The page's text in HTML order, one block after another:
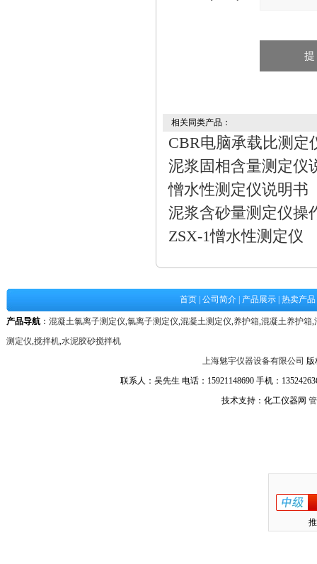
相关同类产品：
CBR电脑承载比测定
泥浆固相含量测定仪
憎水性测定仪说明书
泥浆含砂量测定仪操
ZSX-1憎水性测定仪
首页 公司简介 产品展示 热卖产品
产品导航 ： 混凝土氯离子测定仪,氯离子测定仪,混凝土测定仪,养护箱,混凝土养护箱,
测定仪,搅拌机,水泥胶砂搅拌机
上海魅宇仪器设备有限公司 版
联系人：吴先生 电话：15921148690 手机：
技术支持：化工仪器网